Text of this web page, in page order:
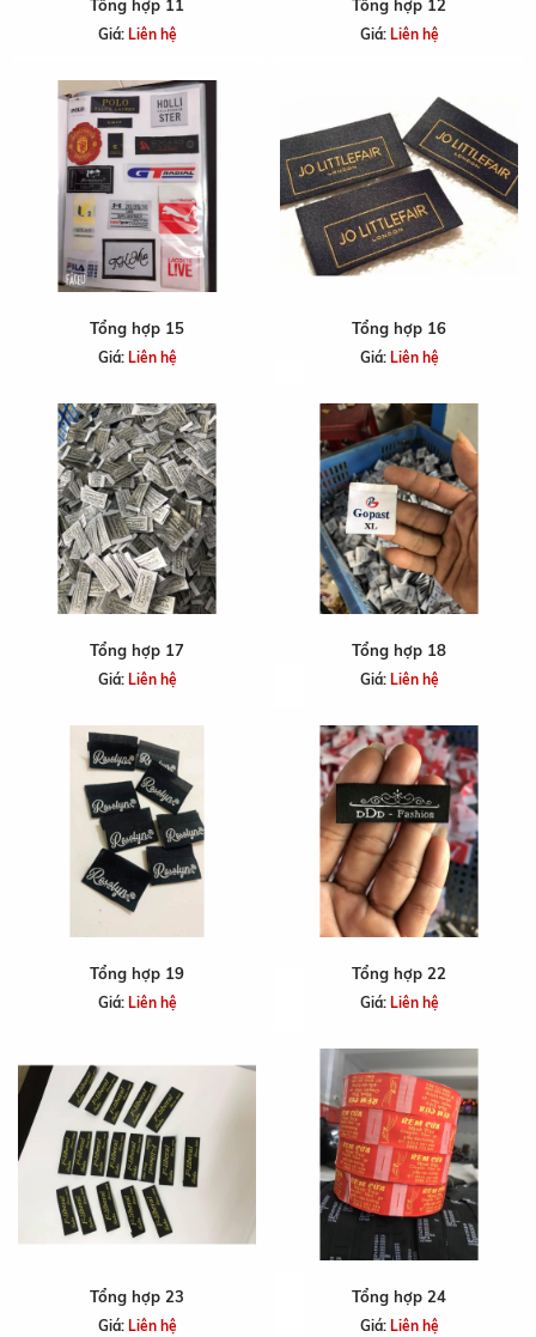
Tổng hợp 11
Giá: Liên hệ
Tổng hợp 12
Giá: Liên hệ
Tổng hợp 15
Giá: Liên hệ
Tổng hợp 16
Giá: Liên hệ
Tổng hợp 17
Giá: Liên hệ
Tổng hợp 18
Giá: Liên hệ
Tổng hợp 19
Giá: Liên hệ
Tổng hợp 22
Giá: Liên hệ
Tổng hợp 23
Giá: Liên hệ
Tổng hợp 24
Giá: Liên hệ